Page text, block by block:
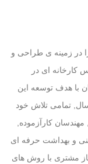
۱۳۵۵ فعالیت خود را در زمینه ی طراحی و
کارخانه ای در
با هدف توسعه این
بر اساس ارتقاء کیفیت و نوآوری طی ۴۰ سال, تمامی تلاش خود
مهندسان کارآزموده,
و بهداشت حرفه ای
مشتری با روش های